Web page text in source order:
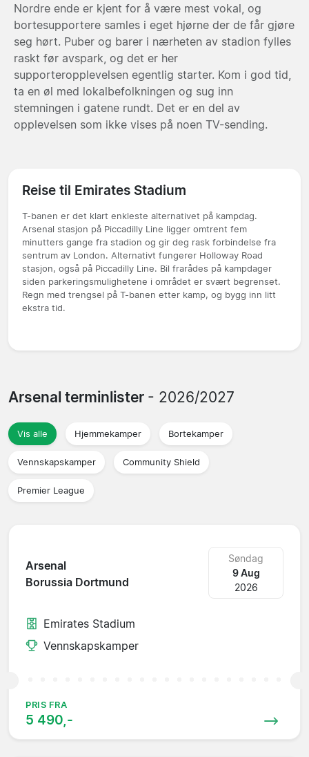
Nordre ende er kjent for å være mest vokal, og
bortesupportere samles i eget hjørne der de får gjøre
seg hørt. Puber og barer i nærheten av stadion fylles
raskt før avspark, og det er her
supporteropplevelsen egentlig starter. Kom i god tid,
ta en øl med lokalbefolkningen og sug inn
stemningen i gatene rundt. Det er en del av
opplevelsen som ikke vises på noen TV-sending.
Reise til Emirates Stadium
T-banen er det klart enkleste alternativet på kampdag.
Arsenal stasjon på Piccadilly Line ligger omtrent fem
minutters gange fra stadion og gir deg rask forbindelse fra
sentrum av London. Alternativt fungerer Holloway Road
stasjon, også på Piccadilly Line. Bil frarådes på kampdager
siden parkeringsmulighetene i området er svært begrenset.
Regn med trengsel på T-banen etter kamp, og bygg inn litt
ekstra tid.
Arsenal terminlister - 2026/2027
Vis alle Hjemmekamper Bortekamper
Vennskapskamper Community Shield
Premier League
Arsenal
Borussia Dortmund
Søndag
9 Aug
2026
Emirates Stadium
Vennskapskamper
PRIS FRA
5 490,-